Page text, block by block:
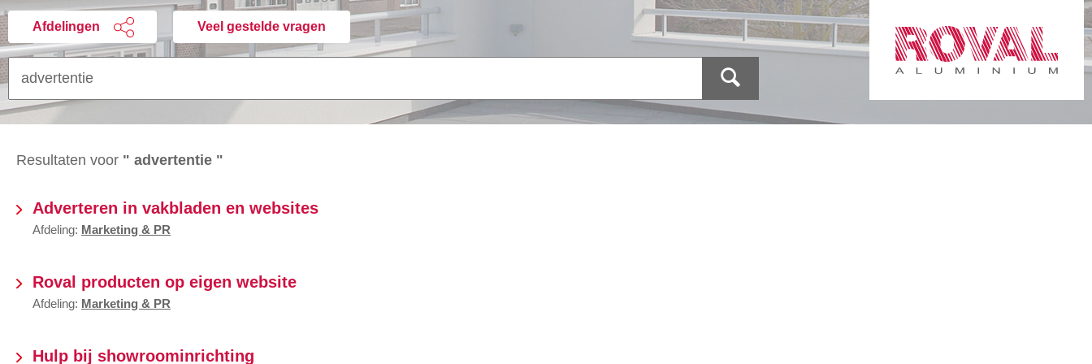
Afdelingen Veel gestelde vragen
Resultaten voor " advertentie "
Adverteren in vakbladen en websites
Afdeling: Marketing & PR
Roval producten op eigen website
Afdeling: Marketing & PR
Hulp bij showroominrichting